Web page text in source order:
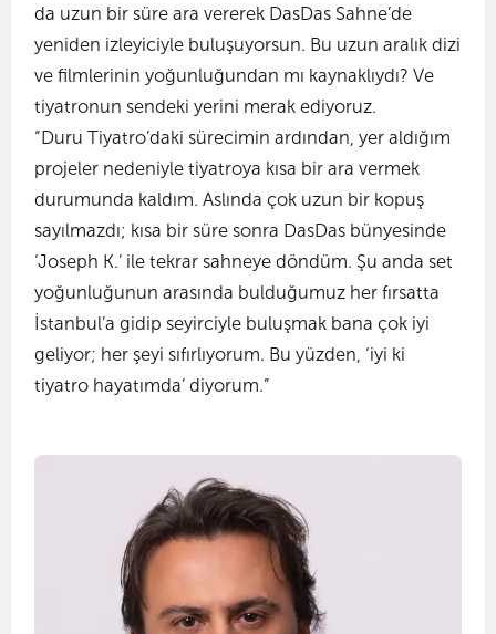
da uzun bir süre ara vererek DasDas Sahne’de
yeniden izleyiciyle buluşuyorsun. Bu uzun aralık dizi
ve filmlerinin yoğunluğundan mı kaynaklıydı? Ve
tiyatronun sendeki yerini merak ediyoruz.
“Duru Tiyatro’daki sürecimin ardından, yer aldığım
projeler nedeniyle tiyatroya kısa bir ara vermek
durumunda kaldım. Aslında çok uzun bir kopuş
sayılmazdı; kısa bir süre sonra DasDas bünyesinde
‘Joseph K.’ ile tekrar sahneye döndüm. Şu anda set
yoğunluğunun arasında bulduğumuz her fırsatta
İstanbul’a gidip seyirciyle buluşmak bana çok iyi
geliyor; her şeyi sıfırlıyorum. Bu yüzden, ‘iyi ki
tiyatro hayatımda’ diyorum.”